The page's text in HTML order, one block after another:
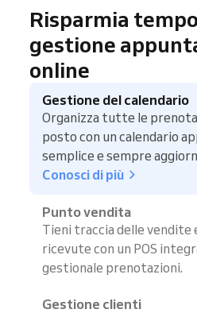
Risparmia
gestione
online
Gestione del calendario
Organizza tutte le
posto con un calendario
semplice e sempre
Conosci di più
Punto vendita
Tieni traccia delle vendite
ricevute con un POS
gestionale prenotazioni.
Gestione clienti